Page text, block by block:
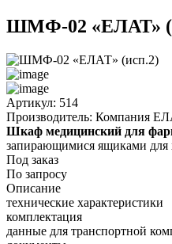
ШМФ-02 «ЕЛАТ»
Артикул: 514
Производитель: Компания
Шкаф медицинский для
запирающимися ящиками для
Под заказ
По запросу
Описание
технические характеристики
комплектация
данные для транспортной